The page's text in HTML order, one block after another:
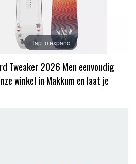
Tap to expand
Tweaker 2026 Men eenvoudig
winkel in Makkum en laat je